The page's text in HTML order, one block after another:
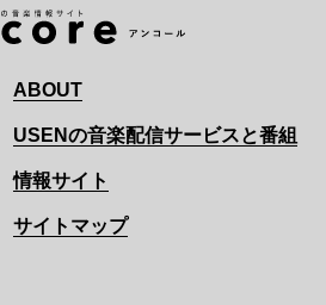
ABOUT
USENの音楽配信サービスと番組
情報サイト
サイトマップ